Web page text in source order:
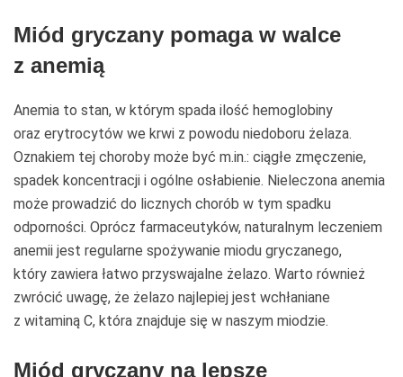
Miód gryczany pomaga w walce
z anemią
Anemia to stan, w którym spada ilość hemoglobiny
oraz erytrocytów we krwi z powodu niedoboru żelaza.
Oznakiem tej choroby może być m.in.: ciągłe zmęczenie,
spadek koncentracji i ogólne osłabienie. Nieleczona anemia
może prowadzić do licznych chorób w tym spadku
odporności. Oprócz farmaceutyków, naturalnym leczeniem
anemii jest regularne spożywanie miodu gryczanego,
który zawiera łatwo przyswajalne żelazo. Warto również
zwrócić uwagę, że żelazo najlepiej jest wchłaniane
z witaminą C, która znajduje się w naszym miodzie.
Miód gryczany na lepsze